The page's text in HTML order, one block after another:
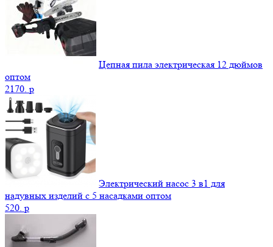
Цепная пила электрическая 12 дюймов
оптом
2170. p
Электрический насос 3 в1 для
надувных изделий с 5 насадками оптом
520. p